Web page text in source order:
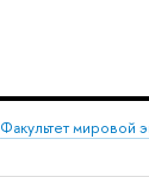
Факультет мировой